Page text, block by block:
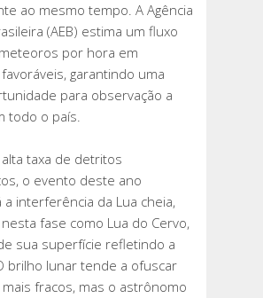
ao mesmo tempo. A Agência
(AEB) estima um fluxo
por hora em
garantindo uma
para observação a
todo o país.
taxa de detritos
o evento deste ano
interferência da Lua cheia,
fase como Lua do Cervo,
sua superfície refletindo a
brilho lunar tende a ofuscar
fracos, mas o astrônomo